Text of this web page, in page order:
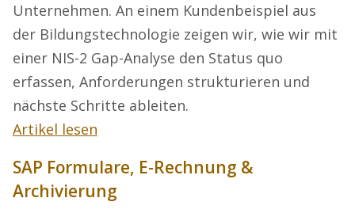
Unternehmen. An einem Kundenbeispiel aus
der Bildungstechnologie zeigen wir, wie wir mit
einer NIS-2 Gap-Analyse den Status quo
erfassen, Anforderungen strukturieren und
nächste Schritte ableiten.
Artikel lesen
SAP Formulare, E-Rechnung &
Archivierung